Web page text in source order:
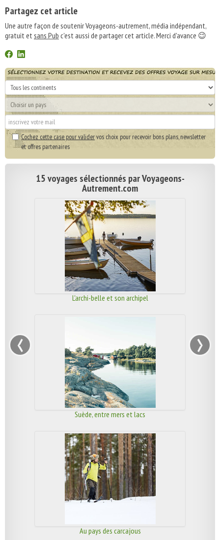
Partagez cet article
Une autre façon de soutenir Voyageons-autrement, média indépendant,
gratuit etsans Pub c'est aussi de partager cet article. Merci d'avance 😉
Cochez cette case pour validervos choix pour recevoir bons plans, newsletter
et offres partenaires
15 voyages sélectionnés par Voyageons-
Autrement.com
L'archi-belle et son archipel
Suède, entre mers et lacs
Au pays des carcajous
‹ ›